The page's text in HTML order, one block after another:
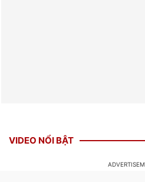
VIDEO NỔI BẬT